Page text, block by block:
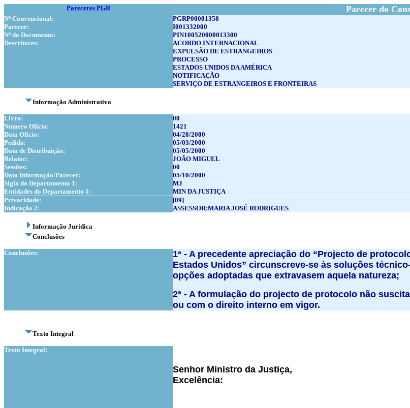
Pareceres PGR Parecer do
Nº Convencional:
PGRP00001358
Parecer:
I001332000
Nº do Documento:
PIN100520000013300
Descritores:
ACORDO INTERNACIONAL
EXPULSÃO DE ESTRANGEIROS
PROCESSO
ESTADOS UNIDOS DA AMÉRICA
NOTIFICAÇÃO
SERVIÇO DE ESTRANGEIROS E FRONTEIRAS
Informação Administrativa
Livro:
00
Numero Oficio:
1421
Data Oficio:
04/28/2000
Pedido:
05/03/2000
Data de Distribuição:
05/05/2000
Relator:
JOÃO MIGUEL
Sessões:
00
Data Informação/Parecer:
05/10/2000
Sigla do Departamento 1:
MJ
Entidades do Departamento 1:
MIN DA JUSTIÇA
Privacidade:
[09]
Indicação 2:
ASSESSOR:MARIA JOSÉ RODRIGUES
Informação Jurídica
Conclusões
Conclusões:
1ª - A precedente apreciação do “Projecto de
Estados Unidos” circunscreve-se às soluções
opções adoptadas que extravasem aquela natureza;
2ª - A formulação do projecto de protocolo não
ou com o direito interno em vigor.
Texto Integral
Texto Integral:
Senhor Ministro da Justiça,
Excelência: